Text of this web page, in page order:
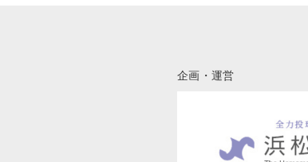
企画・運営